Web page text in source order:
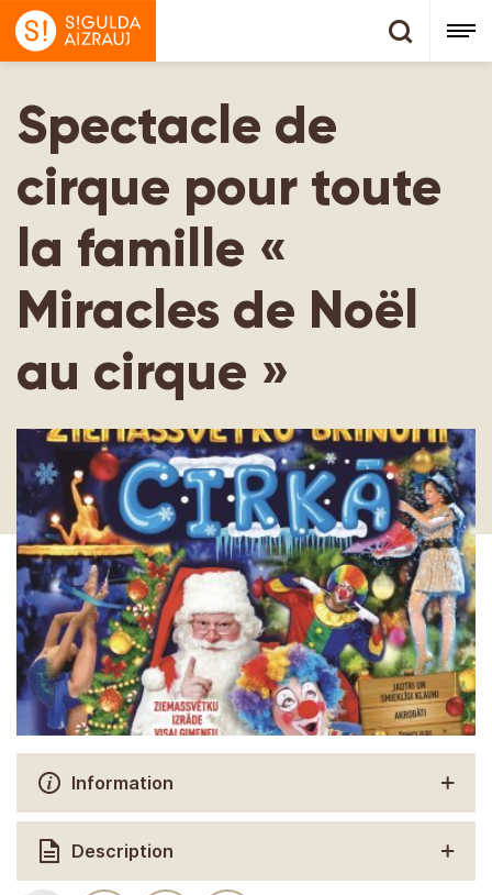
Spectacle de
cirque pour toute
la famille «
Miracles de Noël
au cirque »
Information
Description